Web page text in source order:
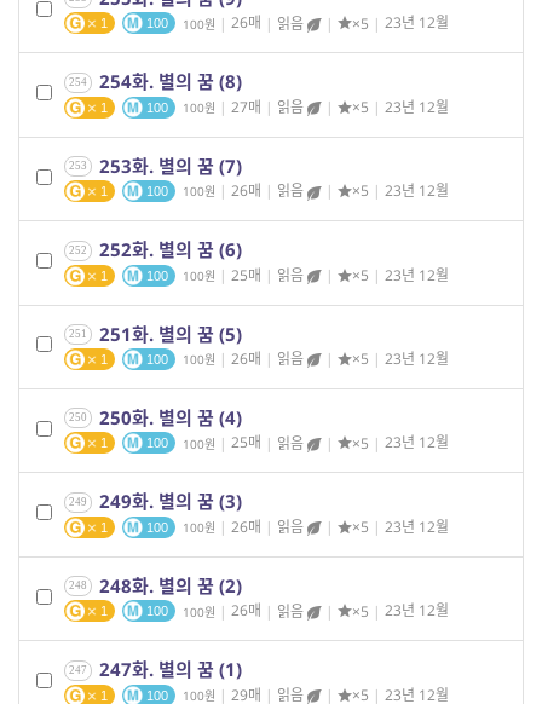
1 100 100 | 26매 | 읽음 | ×5 | 23년 12월
254 254화. 별의 꿈 (8)
1 100 100 | 27매 | 읽음 | ×5 | 23년 12월
253 253화. 별의 꿈 (7)
1 100 100 | 26매 | 읽음 | ×5 | 23년 12월
252 252화. 별의 꿈 (6)
1 100 100 | 25매 | 읽음 | ×5 | 23년 12월
251 251화. 별의 꿈 (5)
1 100 100 | 26매 | 읽음 | ×5 | 23년 12월
250 250화. 별의 꿈 (4)
1 100 100 | 25매 | 읽음 | ×5 | 23년 12월
249 249화. 별의 꿈 (3)
1 100 100 | 26매 | 읽음 | ×5 | 23년 12월
248 248화. 별의 꿈 (2)
1 100 100 | 26매 | 읽음 | ×5 | 23년 12월
247 247화. 별의 꿈 (1)
1 100 100 | 29매 | 읽음 | ×5 | 23년 12월